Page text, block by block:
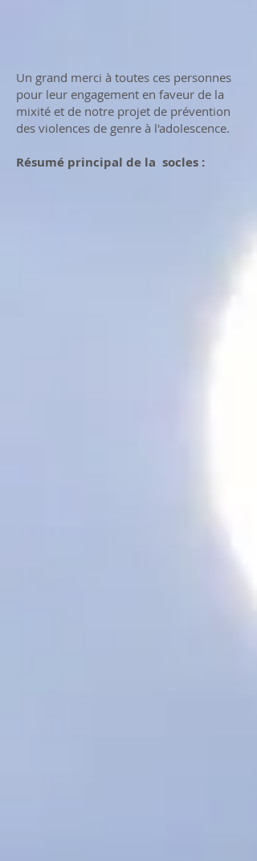
Un grand merci à toutes ces personnes
pour leur engagement en faveur de la
mixité et de notre projet de prévention
des violences de genre à l'adolescence.
Résumé principal de la socles :